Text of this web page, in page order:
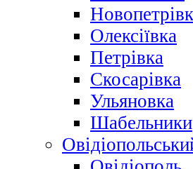
Олексіївка
Петрівка
Скосарівка
Ульяновка
Шабельники